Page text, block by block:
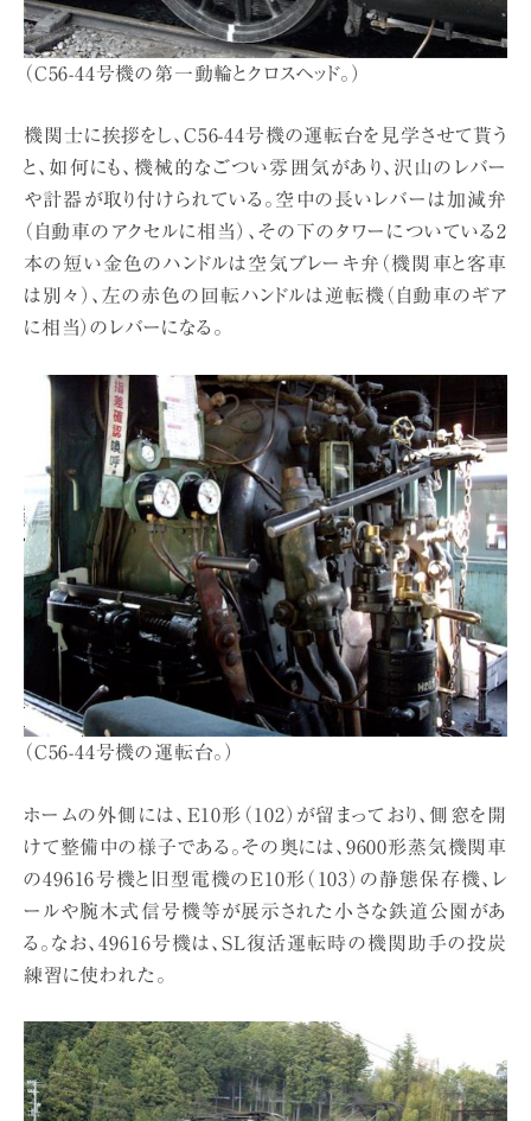
（C56-44号機の第一動輪とクロスヘッド。）
機関士に挨拶をし、C56-44号機の運転台を見学させて貰う
と、如何にも、機械的なごつい雰囲気があり、沢山のレバー
や計器が取り付けられている。空中の長いレバーは加減弁
（自動車のアクセルに相当）、その下のタワーについている2
本の短い金色のハンドルは空気ブレーキ弁（機関車と客車
は別々）、左の赤色の回転ハンドルは逆転機（自動車のギア
に相当）のレバーになる。
（C56-44号機の運転台。）
ホームの外側には、E10形（102）が留まっており、側窓を開
けて整備中の様子である。その奥には、9600形蒸気機関車
の49616号機と旧型電機のE10形（103）の静態保存機、レ
ールや腕木式信号機等が展示された小さな鉄道公園があ
る。なお、49616号機は、SL復活運転時の機関助手の投炭
練習に使われた。